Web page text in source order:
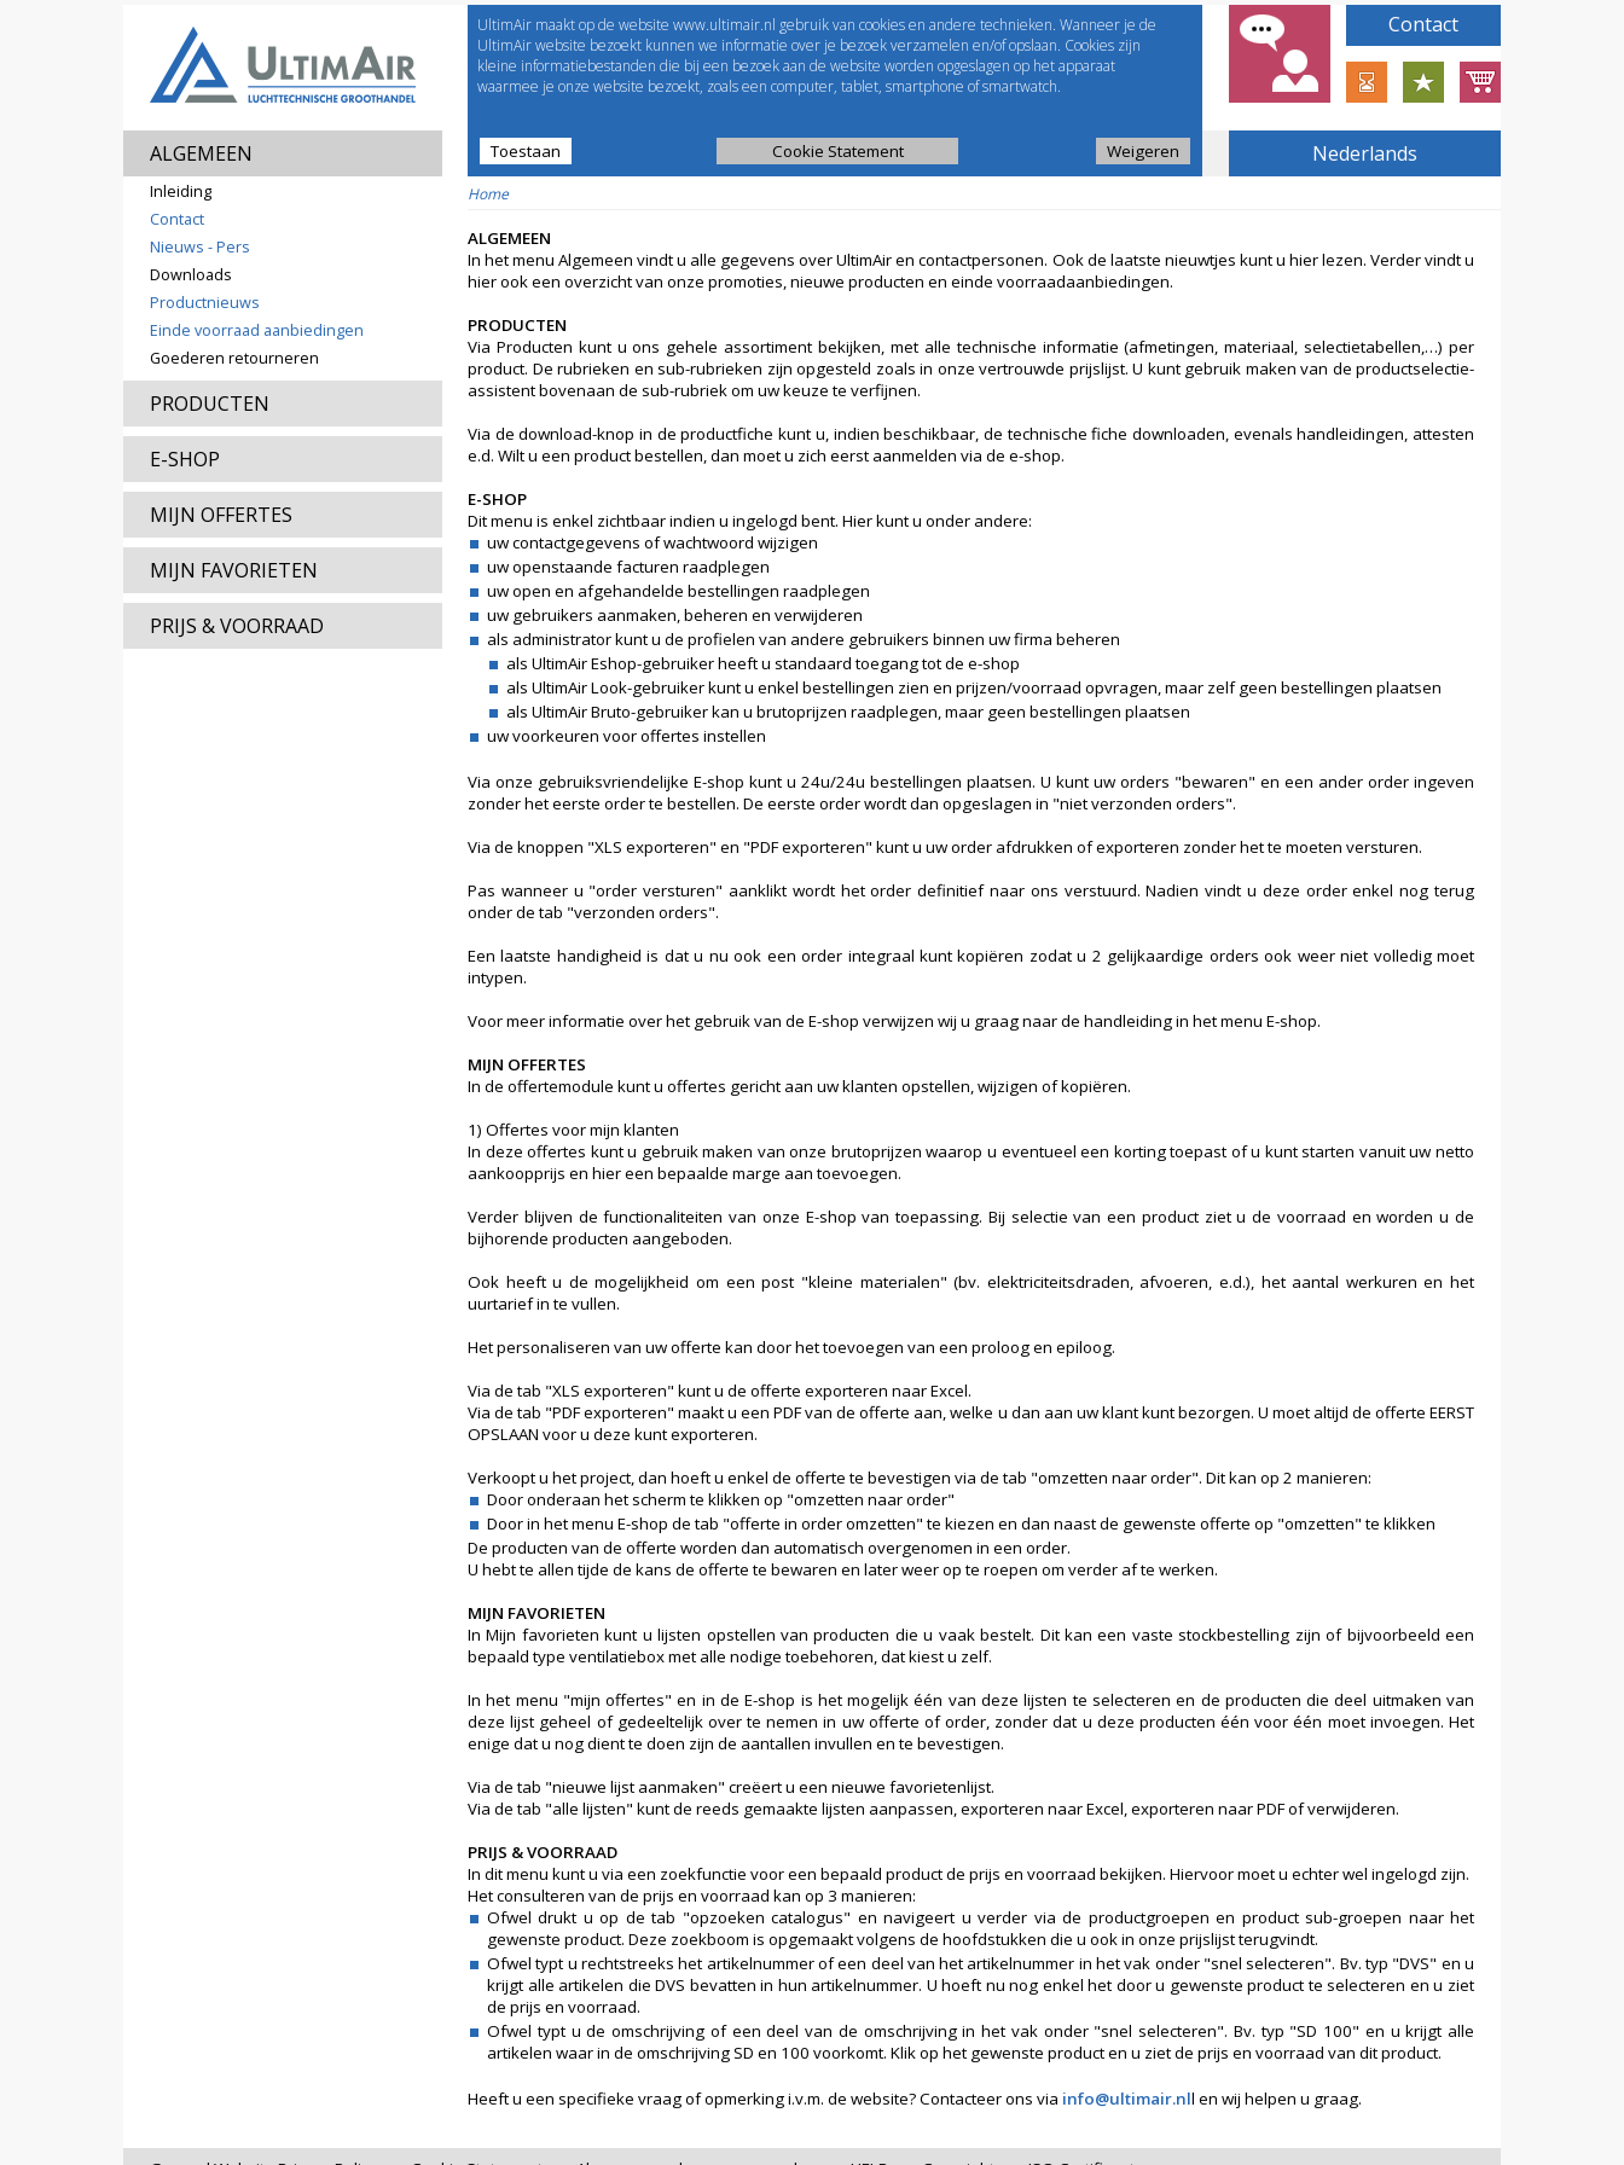
ALGEMEEN
Inleiding
Contact
Nieuws - Pers
Downloads
Productnieuws
Einde voorraad aanbiedingen
Goederen retourneren
PRODUCTEN
E-SHOP
MIJN OFFERTES
MIJN FAVORIETEN
PRIJS & VOORRAAD
EShop-nummer
Wachtwoord
Welcome toUltimAir
Prijslijst Selectie tools
UltimAir maakt op de website www.ultimair.nl gebruik van cookies en andere technieken. Wanneer je de
UltimAir website bezoekt kunnen we informatie over je bezoek verzamelen en/of opslaan. Cookies zijn
kleine informatiebestanden die bij een bezoek aan de website worden opgeslagen op het apparaat
waarmee je onze website bezoekt, zoals een computer, tablet, smartphone of smartwatch.
Toestaan Cookie Statement Weigeren Nederlands
Contact
Home
ALGEMEEN
In het menu Algemeen vindt u alle gegevens over UltimAir en contactpersonen. Ook de laatste nieuwtjes kunt u hier lezen. Verder vindt u
hier ook een overzicht van onze promoties, nieuwe producten en einde voorraadaanbiedingen.
PRODUCTEN
Via Producten kunt u ons gehele assortiment bekijken, met alle technische informatie (afmetingen, materiaal, selectietabellen,…) per
product. De rubrieken en sub-rubrieken zijn opgesteld zoals in onze vertrouwde prijslijst. U kunt gebruik maken van de productselectie-
assistent bovenaan de sub-rubriek om uw keuze te verfijnen.
Via de download-knop in de productfiche kunt u, indien beschikbaar, de technische fiche downloaden, evenals handleidingen, attesten
e.d. Wilt u een product bestellen, dan moet u zich eerst aanmelden via de e-shop.
E-SHOP
Dit menu is enkel zichtbaar indien u ingelogd bent. Hier kunt u onder andere:
uw contactgegevens of wachtwoord wijzigen
uw openstaande facturen raadplegen
uw open en afgehandelde bestellingen raadplegen
uw gebruikers aanmaken, beheren en verwijderen
als administrator kunt u de profielen van andere gebruikers binnen uw firma beheren
als UltimAir Eshop-gebruiker heeft u standaard toegang tot de e-shop
als UltimAir Look-gebruiker kunt u enkel bestellingen zien en prijzen/voorraad opvragen, maar zelf geen bestellingen plaatsen
als UltimAir Bruto-gebruiker kan u brutoprijzen raadplegen, maar geen bestellingen plaatsen
uw voorkeuren voor offertes instellen
Via onze gebruiksvriendelijke E-shop kunt u 24u/24u bestellingen plaatsen. U kunt uw orders "bewaren" en een ander order ingeven
zonder het eerste order te bestellen. De eerste order wordt dan opgeslagen in "niet verzonden orders".
Via de knoppen "XLS exporteren" en "PDF exporteren" kunt u uw order afdrukken of exporteren zonder het te moeten versturen.
Pas wanneer u "order versturen" aanklikt wordt het order definitief naar ons verstuurd. Nadien vindt u deze order enkel nog terug
onder de tab "verzonden orders".
Een laatste handigheid is dat u nu ook een order integraal kunt kopiëren zodat u 2 gelijkaardige orders ook weer niet volledig moet
intypen.
Voor meer informatie over het gebruik van de E-shop verwijzen wij u graag naar de handleiding in het menu E-shop.
MIJN OFFERTES
In de offertemodule kunt u offertes gericht aan uw klanten opstellen, wijzigen of kopiëren.
1) Offertes voor mijn klanten
In deze offertes kunt u gebruik maken van onze brutoprijzen waarop u eventueel een korting toepast of u kunt starten vanuit uw netto
aankoopprijs en hier een bepaalde marge aan toevoegen.
Verder blijven de functionaliteiten van onze E-shop van toepassing. Bij selectie van een product ziet u de voorraad en worden u de
bijhorende producten aangeboden.
Ook heeft u de mogelijkheid om een post "kleine materialen" (bv. elektriciteitsdraden, afvoeren, e.d.), het aantal werkuren en het
uurtarief in te vullen.
Het personaliseren van uw offerte kan door het toevoegen van een proloog en epiloog.
Via de tab "XLS exporteren" kunt u de offerte exporteren naar Excel.
Via de tab "PDF exporteren" maakt u een PDF van de offerte aan, welke u dan aan uw klant kunt bezorgen. U moet altijd de offerte EERST
OPSLAAN voor u deze kunt exporteren.
Verkoopt u het project, dan hoeft u enkel de offerte te bevestigen via de tab "omzetten naar order". Dit kan op 2 manieren:
Door onderaan het scherm te klikken op "omzetten naar order"
Door in het menu E-shop de tab "offerte in order omzetten" te kiezen en dan naast de gewenste offerte op "omzetten" te klikken
De producten van de offerte worden dan automatisch overgenomen in een order.
U hebt te allen tijde de kans de offerte te bewaren en later weer op te roepen om verder af te werken.
MIJN FAVORIETEN
In Mijn favorieten kunt u lijsten opstellen van producten die u vaak bestelt. Dit kan een vaste stockbestelling zijn of bijvoorbeeld een
bepaald type ventilatiebox met alle nodige toebehoren, dat kiest u zelf.
In het menu "mijn offertes" en in de E-shop is het mogelijk één van deze lijsten te selecteren en de producten die deel uitmaken van
deze lijst geheel of gedeeltelijk over te nemen in uw offerte of order, zonder dat u deze producten één voor één moet invoegen. Het
enige dat u nog dient te doen zijn de aantallen invullen en te bevestigen.
Via de tab "nieuwe lijst aanmaken" creëert u een nieuwe favorietenlijst.
Via de tab "alle lijsten" kunt de reeds gemaakte lijsten aanpassen, exporteren naar Excel, exporteren naar PDF of verwijderen.
PRIJS & VOORRAAD
In dit menu kunt u via een zoekfunctie voor een bepaald product de prijs en voorraad bekijken. Hiervoor moet u echter wel ingelogd zijn.
Het consulteren van de prijs en voorraad kan op 3 manieren:
Ofwel drukt u op de tab "opzoeken catalogus" en navigeert u verder via de productgroepen en product sub-groepen naar het
gewenste product. Deze zoekboom is opgemaakt volgens de hoofdstukken die u ook in onze prijslijst terugvindt.
Ofwel typt u rechtstreeks het artikelnummer of een deel van het artikelnummer in het vak onder "snel selecteren". Bv. typ "DVS" en u
krijgt alle artikelen die DVS bevatten in hun artikelnummer. U hoeft nu nog enkel het door u gewenste product te selecteren en u ziet
de prijs en voorraad.
Ofwel typt u de omschrijving of een deel van de omschrijving in het vak onder "snel selecteren". Bv. typ "SD 100" en u krijgt alle
artikelen waar in de omschrijving SD en 100 voorkomt. Klik op het gewenste product en u ziet de prijs en voorraad van dit product.
Heeft u een specifieke vraag of opmerking i.v.m. de website? Contacteer ons via info@ultimair.nll en wij helpen u graag.